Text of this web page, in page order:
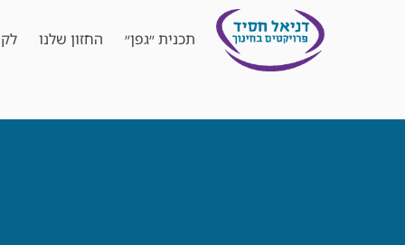
תכנית ״גפן״ החזון שלנו